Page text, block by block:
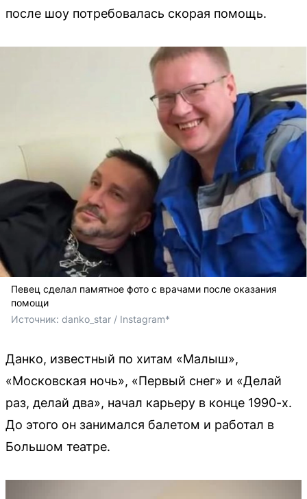
после шоу потребовалась скорая помощь.
Певец сделал памятное фото с врачами после оказания
помощи
Источник: danko_star / Instagram*
Данко, известный по хитам «Малыш»,
«Московская ночь», «Первый снег» и «Делай
раз, делай два», начал карьеру в конце 1990-х.
До этого он занимался балетом и работал в
Большом театре.